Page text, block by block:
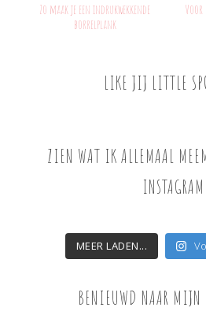
Zo maak je een indrukwekkende
borrelplank
Voor
LIKE JIJ LITTLE
ZIEN WAT IK ALLEMAAL
MEER LADEN...
BENIEUWD NAAR